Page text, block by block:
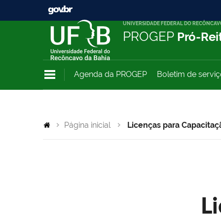
UNIVERSIDADE FEDERAL DO
PROGEP Pró-
Agenda da PROGEP Boletim de
Página inicial Licenças para